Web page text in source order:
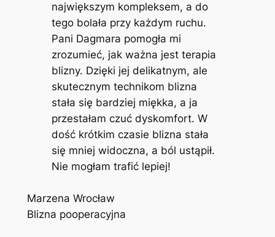
największym kompleksem, a do
tego bolała przy każdym ruchu.
Pani Dagmara pomogła mi
zrozumieć, jak ważna jest terapia
blizny. Dzięki jej delikatnym, ale
skutecznym technikom blizna
stała się bardziej miękka, a ja
przestałam czuć dyskomfort. W
dość krótkim czasie blizna stała
się mniej widoczna, a ból ustąpił.
Nie mogłam trafić lepiej!
Marzena Wrocław
Blizna pooperacyjna